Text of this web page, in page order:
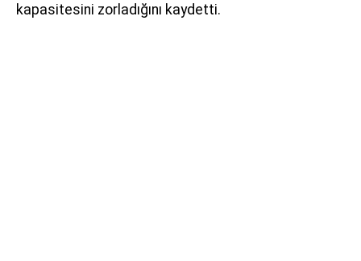
kapasitesini zorladığını kaydetti.